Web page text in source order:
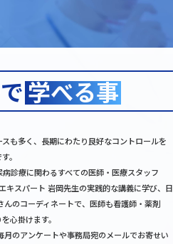
で学べる事
も多く、⻑期にわたり良好なコントロールを
。
診療に関わるすべての医師・医療スタッフ
キスパート 岩岡先生の実践的な講義に学び、日
のコーディネートで、医師も看護師・薬剤
心掛けます。
のアンケートや事務局宛のメールでお寄せい